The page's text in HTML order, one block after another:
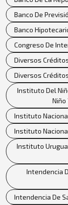
Banco De
Banco
Congreso De
Diversos
Diversos
Instituto Del
Niño
Instituto
Instituto
Instituto
Intendencia
Intendencia De